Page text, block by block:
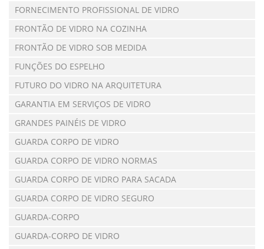
FORNECIMENTO PROFISSIONAL DE VIDRO
FRONTÃO DE VIDRO NA COZINHA
FRONTÃO DE VIDRO SOB MEDIDA
FUNÇÕES DO ESPELHO
FUTURO DO VIDRO NA ARQUITETURA
GARANTIA EM SERVIÇOS DE VIDRO
GRANDES PAINÉIS DE VIDRO
GUARDA CORPO DE VIDRO
GUARDA CORPO DE VIDRO NORMAS
GUARDA CORPO DE VIDRO PARA SACADA
GUARDA CORPO DE VIDRO SEGURO
GUARDA-CORPO
GUARDA-CORPO DE VIDRO